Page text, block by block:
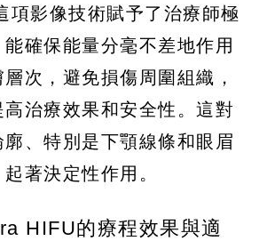
項影像技術賦予了治療師極
確保能量分毫不差地作用
次，避免損傷周圍組織，
治療效果和安全性。這對
、特別是下顎線條和眼眉
著決定性作用。
HIFU的療程效果與適